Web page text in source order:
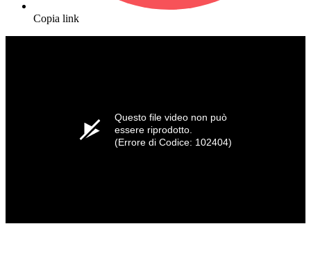
Copia link
Questo file video non può
essere riprodotto.
(Errore di Codice: 102404)